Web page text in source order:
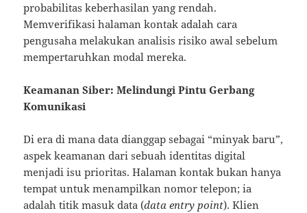
probabilitas keberhasilan yang rendah.
Memverifikasi halaman kontak adalah cara
pengusaha melakukan analisis risiko awal sebelum
mempertaruhkan modal mereka.
Keamanan Siber: Melindungi Pintu Gerbang
Komunikasi
Di era di mana data dianggap sebagai “minyak baru”,
aspek keamanan dari sebuah identitas digital
menjadi isu prioritas. Halaman kontak bukan hanya
tempat untuk menampilkan nomor telepon; ia
adalah titik masuk data (data entry point). Klien